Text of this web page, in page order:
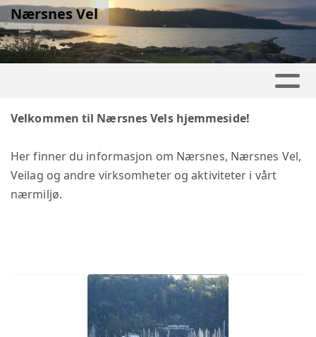
Nærsnes Vel
Velkommen til Nærsnes Vels hjemmeside!
Her finner du informasjon om Nærsnes, Nærsnes Vel,
Veilag og andre virksomheter og aktiviteter i vårt
nærmiljø.